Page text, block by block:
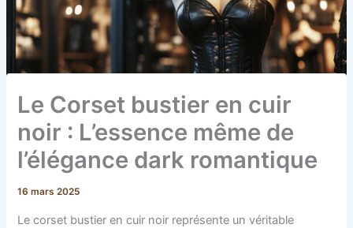
Le Corset bustier en cuir
noir : L’essence même de
l’élégance dark romantique
16 mars 2025
Le corset bustier en cuir noir représente un véritable